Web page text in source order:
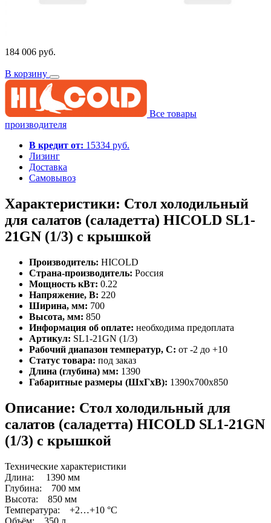
184 006 руб.
В корзину
Все товары
производителя
В кредит от: 15334 руб.
Лизинг
Доставка
Самовывоз
Характеристики: Стол холодильный
для салатов (саладетта) HICOLD SL1-
21GN (1/3) с крышкой
Производитель: HICOLD
Страна-производитель: Россия
Мощность кВт: 0.22
Напряжение, В: 220
Ширина, мм: 700
Высота, мм: 850
Информация об оплате: необходима предоплата
Артикул: SL1-21GN (1/3)
Рабочий диапазон температур, С: от -2 до +10
Статус товара: под заказ
Длина (глубина) мм: 1390
Габаритные размеры (ШхГхВ): 1390х700х850
Описание: Стол холодильный для
салатов (саладетта) HICOLD SL1-21GN
(1/3) с крышкой
Технические характеристики
Длина: 1390 мм
Глубина: 700 мм
Высота: 850 мм
Температура: +2…+10 °С
Объём: 350 л